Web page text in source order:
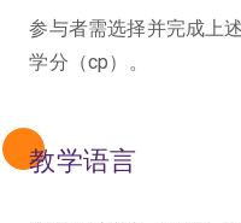
参与者需选择并完成上
学分（cp）。
教学语言